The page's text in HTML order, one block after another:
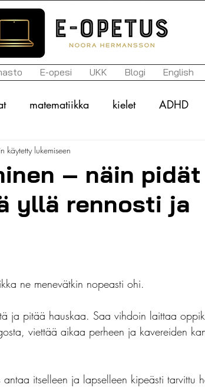
E-opesi UKK Blogi English
matematiikka kielet ADHD
tavoitteet
mielenterveys
oppimisvaikeus
– näin pidät
yllä rennosti ja
käytetty lukemiseen
ne menevätkin nopeasti ohi.
ja pitää hauskaa. Saa vihdoin laittaa
viettää aikaa perheen ja kavereiden
itselleen ja lapselleen kipeästi tarvittu